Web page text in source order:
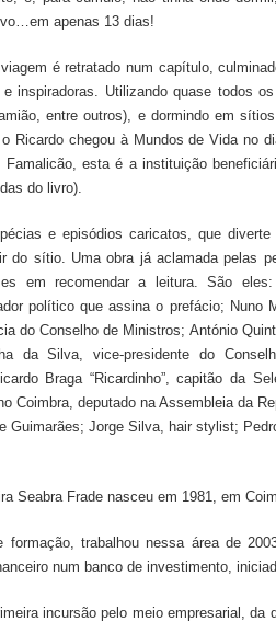
apenas 13 dias!
é retratado num capítulo,
inspiradoras. Utilizando quase todos
entre outros), e dormindo em
Ricardo chegou à Mundos de Vida no
Famalicão, esta é a instituição
do livro).
e episódios caricatos, que
do sítio. Uma obra já aclamada pelas
em recomendar a leitura. São
político que assina o prefácio; Nuno
do Conselho de Ministros; António
da Silva, vice-presidente do
Braga “Ricardinho”, capitão da
Coimbra, deputado na Assembleia da
Guimarães; Jorge Silva, hair stylist;
Seabra Frade nasceu em 1981, em
formação, trabalhou nessa área de
num banco de investimento,
incursão pelo meio empresarial, da